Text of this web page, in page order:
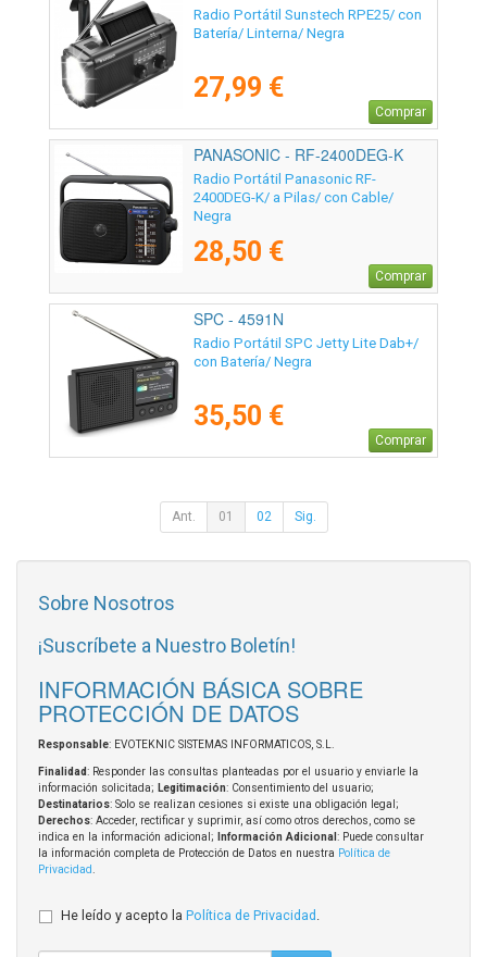
Radio Portátil Sunstech RPE25/ con
Batería/ Linterna/ Negra
27,99 €
Comprar
PANASONIC - RF-2400DEG-K
Radio Portátil Panasonic RF-
2400DEG-K/ a Pilas/ con Cable/
Negra
28,50 €
Comprar
SPC - 4591N
Radio Portátil SPC Jetty Lite Dab+/
con Batería/ Negra
35,50 €
Comprar
Ant. 01 02 Sig.
Sobre Nosotros
¡Suscríbete a Nuestro Boletín!
INFORMACIÓN BÁSICA SOBRE
PROTECCIÓN DE DATOS
Responsable: EVOTEKNIC SISTEMAS INFORMATICOS, S.L.
Finalidad: Responder las consultas planteadas por el usuario y enviarle la
información solicitada; Legitimación: Consentimiento del usuario;
Destinatarios: Solo se realizan cesiones si existe una obligación legal;
Derechos: Acceder, rectificar y suprimir, así como otros derechos, como se
indica en la información adicional;
Información Adicional : Puede consultar
la información completa de Protección de Datos en nuestra Política de
Privacidad
He leído y acepto la Política de Privacidad